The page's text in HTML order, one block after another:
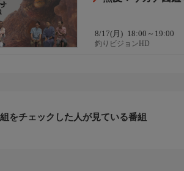
8/17(月) 18:00～19:00
釣りビジョンHD
をチェックした人が見ている番組